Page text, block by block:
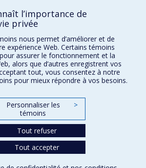
Département?
DES SCIENCES
l’importance de
privée
nous permet d’améliorer et de
expérience Web. Certains témoins
assurer le fonctionnement et la
alors que d’autres enregistrent vos
tout, vous consentez à notre
pour mieux répondre à vos besoins.
Personnaliser les
témoins
>
Tout refuser
Tout accepter